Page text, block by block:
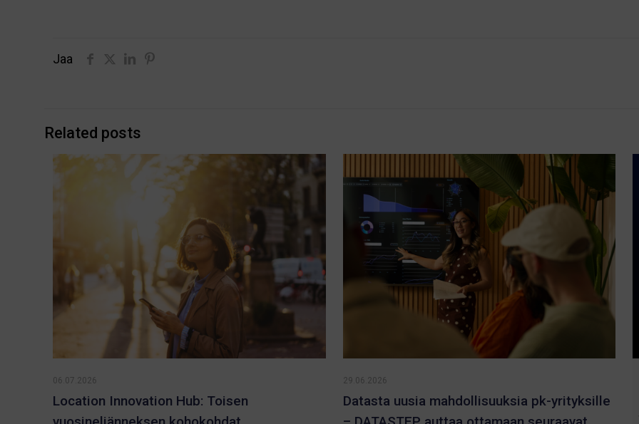
Jaa
Related posts
06.07.2026
Location Innovation Hub: Toisen
29.06.2026
Datasta uusia mahdollisuuksia pk-yrityksille